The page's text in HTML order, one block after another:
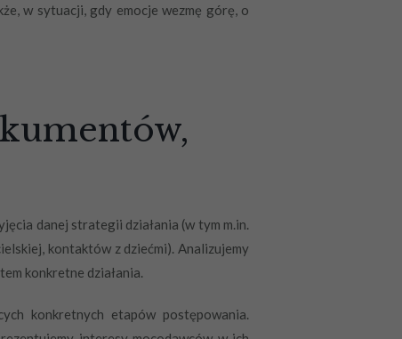
w sytuacji, gdy emocje wezmę górę, o
danej strategii działania (w tym m.in.
kontaktów z dziećmi). Analizujemy
konkretne działania.
konkretnych etapów postępowania.